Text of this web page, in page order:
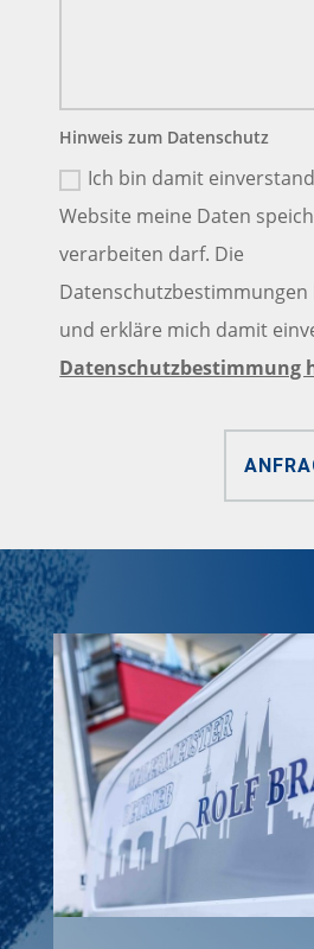
Hinweis zum Datenschutz
Ich bin damit
Website meine Daten
verarbeiten darf. Die
Datenschutzbestimmungen
und erkläre mich damit
Datenschutzbestimmung